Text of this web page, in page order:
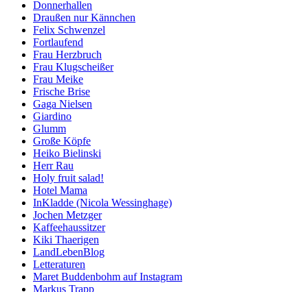
Donnerhallen
Draußen nur Kännchen
Felix Schwenzel
Fortlaufend
Frau Herzbruch
Frau Klugscheißer
Frau Meike
Frische Brise
Gaga Nielsen
Giardino
Glumm
Große Köpfe
Heiko Bielinski
Herr Rau
Holy fruit salad!
Hotel Mama
InKladde (Nicola Wessinghage)
Jochen Metzger
Kaffeehaussitzer
Kiki Thaerigen
LandLebenBlog
Letteraturen
Maret Buddenbohm auf Instagram
Markus Trapp